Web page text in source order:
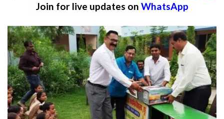
Join for live updates on WhatsApp